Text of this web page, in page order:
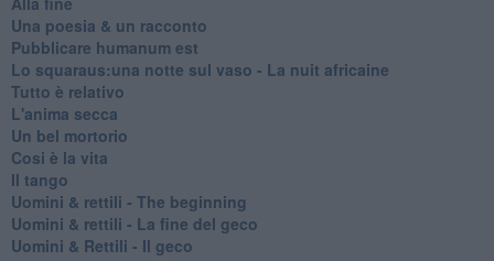
Una poesia & un racconto
Pubblicare humanum est
Lo squaraus:una notte sul vaso - La nuit africaine
Tutto è relativo
L'anima secca
Un bel mortorio
Cosi è la vita
Il tango
​Uomini & rettili - The beginning
​Uomini & rettili - La fine del geco
Uomini & Rettili - Il geco